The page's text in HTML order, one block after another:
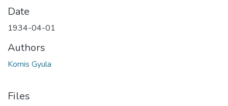
Date
1934-04-01
Authors
Kornis Gyula
Files